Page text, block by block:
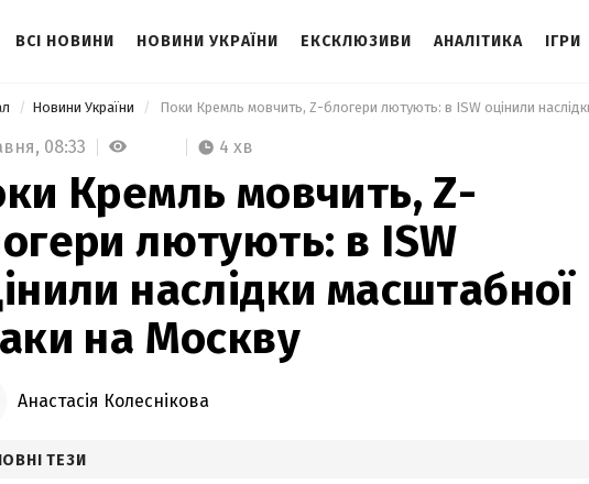
ВСІ НОВИНИ НОВИНИ УКРАЇНИ ЕКСКЛЮЗИВИ АНАЛІТИКА ІГРИ
Новини України
08:33 4 хв
Кремль мовчить, Z-
лютують: в ISW
наслідки масштабної
на Москву
Анастасія Колеснікова
ТЕЗИ